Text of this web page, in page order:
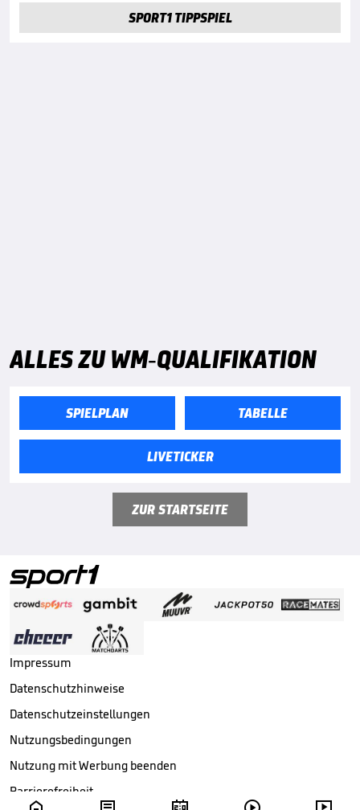
SPORT1 TIPPSPIEL
ALLES ZU WM-QUALIFIKATION
SPIELPLAN TABELLE
LIVETICKER
ZUR STARTSEITE
Impressum
Datenschutzhinweise
Datenschutzeinstellungen
Nutzungsbedingungen
Nutzung mit Werbung beenden
Barrierefreiheit